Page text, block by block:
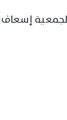
إسعاف